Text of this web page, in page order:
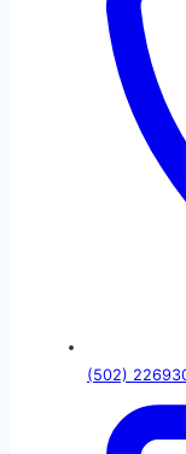
(502)